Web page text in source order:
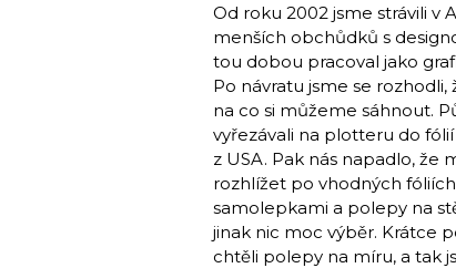
Od roku 2002 jsme strávili v
menších obchůdků s
tou dobou pracoval jako
Po návratu jsme se
na co si můžeme sáhnout.
vyřezávali na plotteru do
z USA. Pak nás napadlo, že
rozhlížet po vhodných
samolepkami a polepy na
jinak nic moc výběr. Krátce
chtěli polepy na míru, a tak